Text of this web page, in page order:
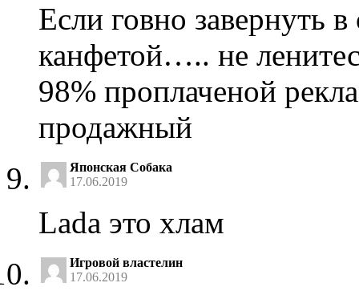
Если говно завернуть
канфетой….. не
98% проплаченой
продажный
Японская Собака
17.06.2019
Lada это хлам
Игровой властелин
17.06.2019